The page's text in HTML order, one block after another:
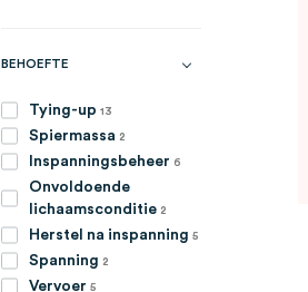
BEHOEFTE
Tying-up 13
artikelen
Spiermassa 2
artikelen
Inspanningsbeheer 6
artikelen
Onvoldoende
lichaamsconditie 2
artikelen
Herstel na inspanning 5
artikelen
Spanning 2
artikelen
Vervoer 5
artikelen